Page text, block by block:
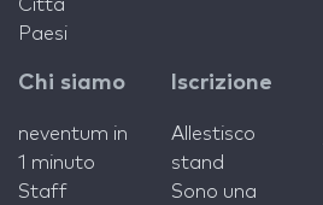
Città
Paesi
Chi siamo
neventum in
1 minuto
Staff
Iscrizione
Allestisco
stand
Sono una